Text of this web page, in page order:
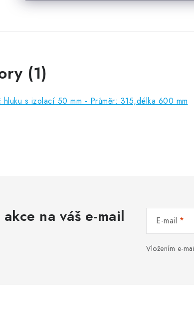
(1)
hluku s izolací 50 mm - Průměr: 315,délka 600 mm
na váš e-mail E-mail
Vložením e-